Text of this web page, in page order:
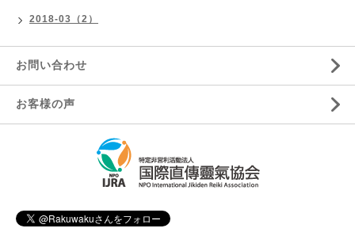
2018-03（2）
お問い合わせ
お客様の声